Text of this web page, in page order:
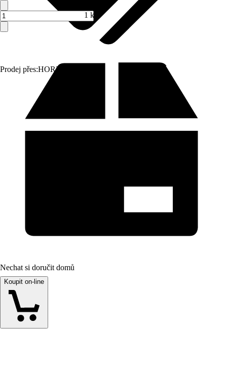
Prodej přes:HORNBACH
1 ks
Nechat si doručit domů
Koupit on-line